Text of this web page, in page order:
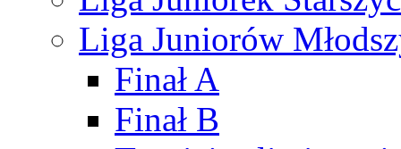
Liga Juniorów
Finał A
Finał B